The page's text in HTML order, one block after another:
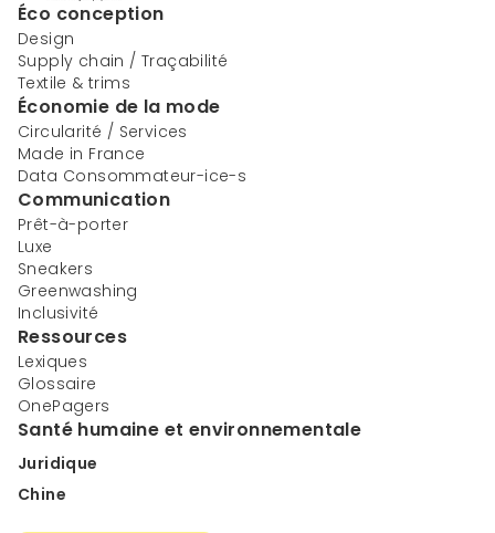
Éco conception
Design
Supply chain / Traçabilité
Textile & trims
Économie de la mode
Circularité / Services
Made in France
Data Consommateur-ice-s
Communication
Prêt-à-porter
Luxe
Sneakers
Greenwashing
Inclusivité
Ressources
Lexiques
Glossaire
OnePagers
Santé humaine et environnementale
Juridique
Chine